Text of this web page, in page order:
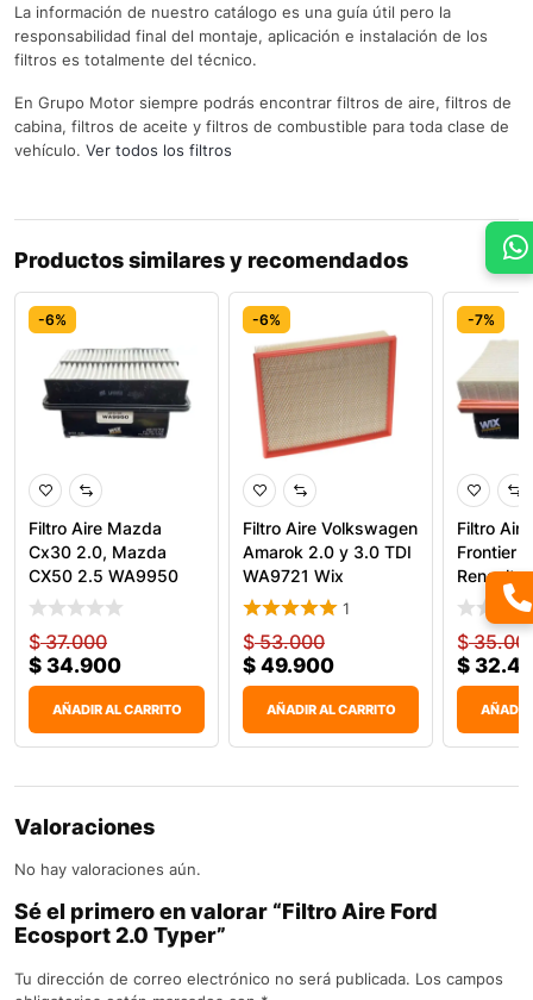
La información de nuestro catálogo es una guía útil pero la
responsabilidad final del montaje, aplicación e instalación de los
filtros es totalmente del técnico.
En Grupo Motor siempre podrás encontrar filtros de aire, filtros de
cabina, filtros de aceite y filtros de combustible para toda clase de
vehículo. Ver todos los filtros
Productos similares y recomendados
-6%
Filtro Aire Mazda
Cx30 2.0, Mazda
CX50 2.5 WA9950
Wix
$37.000
$ 34.900
AÑADIR AL CARRITO
-6%
Filtro Aire Volkswagen
Amarok 2.0 y 3.0 TDI
WA9721 Wix
1
$53.000
$ 49.900
AÑADIR AL CARRITO
-7%
Filtro
Frontier
Renault
WA9875
$
$
AÑADIR
Valoraciones
No hay valoraciones aún.
Sé el primero en valorar “Filtro Aire Ford
Ecosport 2.0 Typer”
Tu dirección de correo electrónico no será publicada. Los campos